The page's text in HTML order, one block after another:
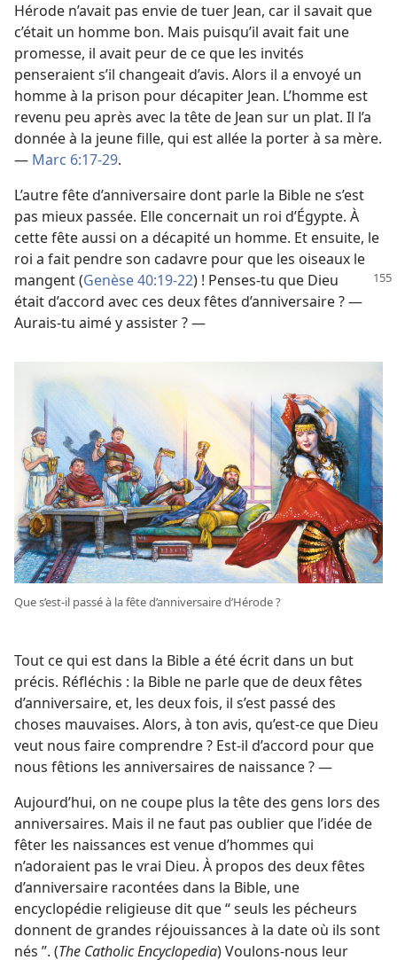
Hérode n’avait pas envie de tuer Jean, car il savait que
c’était un homme bon. Mais puisqu’il avait fait une
promesse, il avait peur de ce que les invités
penseraient s’il changeait d’avis. Alors il a envoyé un
homme à la prison pour décapiter Jean. L’homme est
revenu peu après avec la tête de Jean sur un plat. Il l’a
donnée à la jeune fille, qui est allée la porter à sa mère.
— Marc 6:17-29.
L’autre fête d’anniversaire dont parle la Bible ne s’est
pas mieux passée. Elle concernait un roi d’Égypte. À
cette fête aussi on a décapité un homme. Et ensuite, le
roi a fait pendre son cadavre pour que les oiseaux le
mangent (Genèse 40:19-22) ! Penses-​tu que Dieu
était d’accord avec ces deux fêtes d’anniversaire ? —
Aurais-​tu aimé y assister ? —
Que s’est-​il passé à la fête d’anniversaire d’Hérode ?
Tout ce qui est dans la Bible a été écrit dans un but
précis. Réfléchis : la Bible ne parle que de deux fêtes
d’anniversaire, et, les deux fois, il s’est passé des
choses mauvaises. Alors, à ton avis, qu’est-​ce que Dieu
veut nous faire comprendre ? Est-​il d’accord pour que
nous fêtions les anniversaires de naissance ? —
Aujourd’hui, on ne coupe plus la tête des gens lors des
anniversaires. Mais il ne faut pas oublier que l’idée de
fêter les naissances est venue d’hommes qui
n’adoraient pas le vrai Dieu. À propos des deux fêtes
d’anniversaire racontées dans la Bible, une
encyclopédie religieuse dit que “ seuls les pécheurs
donnent de grandes réjouissances à la date où ils sont
nés ”. (The Catholic Encyclopedia) Voulons-​nous leur